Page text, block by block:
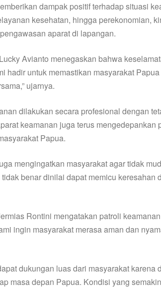
dampak positif terhadap situasi
kesehatan, hingga perekonomian,
aparat di lapangan.
Avianto menegaskan bahwa
hadir untuk memastikan masyarakat
ujarnya.
dilakukan secara profesional dengan
keamanan juga terus mengedepankan
Papua.
mengingatkan masyarakat agar tidak
benar dinilai dapat memicu keresahan
Rontini mengatakan patroli
ingin masyarakat merasa aman dan
dukungan luas dari masyarakat karena
masa depan Papua. Kondisi yang